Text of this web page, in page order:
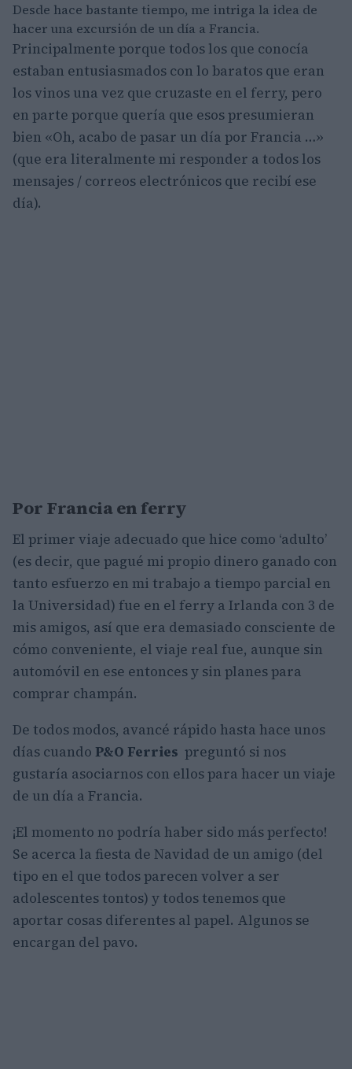
Desde hace bastante tiempo, me intriga la idea de
hacer una excursión de un día a Francia.
Principalmente porque todos los que conocía
estaban entusiasmados con lo baratos que eran
los vinos una vez que cruzaste en el ferry, pero
en parte porque quería que esos presumieran
bien «Oh, acabo de pasar un día por Francia …»
(que era literalmente mi responder a todos los
mensajes / correos electrónicos que recibí ese
día).
Por Francia en ferry
El primer viaje adecuado que hice como ‘adulto’
(es decir, que pagué mi propio dinero ganado con
tanto esfuerzo en mi trabajo a tiempo parcial en
la Universidad) fue en el ferry a Irlanda con 3 de
mis amigos, así que era demasiado consciente de
cómo conveniente, el viaje real fue, aunque sin
automóvil en ese entonces y sin planes para
comprar champán.
De todos modos, avancé rápido hasta hace unos
días cuando P&O Ferries preguntó si nos
gustaría asociarnos con ellos para hacer un viaje
de un día a Francia.
¡El momento no podría haber sido más perfecto!
Se acerca la fiesta de Navidad de un amigo (del
tipo en el que todos parecen volver a ser
adolescentes tontos) y todos tenemos que
aportar cosas diferentes al papel. Algunos se
encargan del pavo.